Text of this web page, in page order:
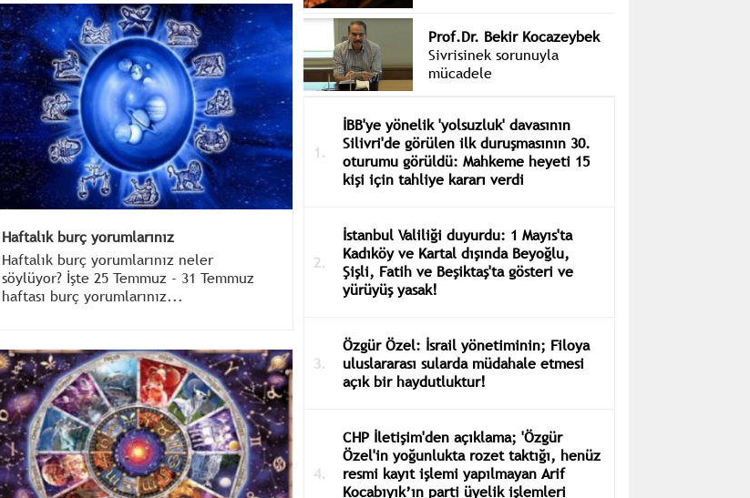
Ay tutulması görünümlü bir Dolunay...
Haftalık burç yorumlarınız
Haftalık burç yorumlarınız neler
söylüyor? İşte 25 Temmuz - 31 Temmuz
haftası burç yorumlarınız...
Prof.Dr. Bekir Kocazeybek
Sivrisinek sorunuyla
mücadele
İBB'ye yönelik 'yolsuzluk' davasının
Silivri'de görülen ilk duruşmasının 30.
oturumu görüldü: Mahkeme heyeti 15
kişi için tahliye kararı verdi
İstanbul Valiliği duyurdu: 1 Mayıs'ta
Kadıköy ve Kartal dışında Beyoğlu,
Şişli, Fatih ve Beşiktaş'ta gösteri ve
yürüyüş yasak!
Özgür Özel: İsrail yönetiminin; Filoya
uluslararası sularda müdahale etmesi
açık bir haydutluktur!
CHP İletişim'den açıklama; 'Özgür
Özel'in yoğunlukta rozet taktığı, henüz
resmi kayıt işlemi yapılmayan Arif
Kocabıyık’ın parti üyelik işlemleri